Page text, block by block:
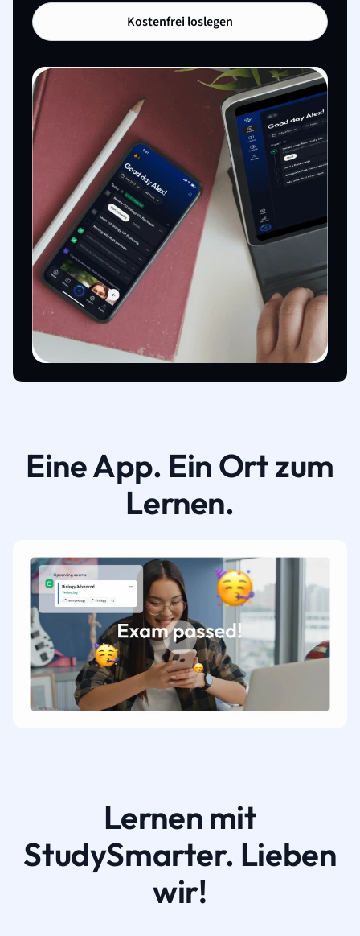
Kostenfrei loslegen
Eine App. Ein Ort zum
Lernen.
Lernen mit
StudySmarter. Lieben
wir!